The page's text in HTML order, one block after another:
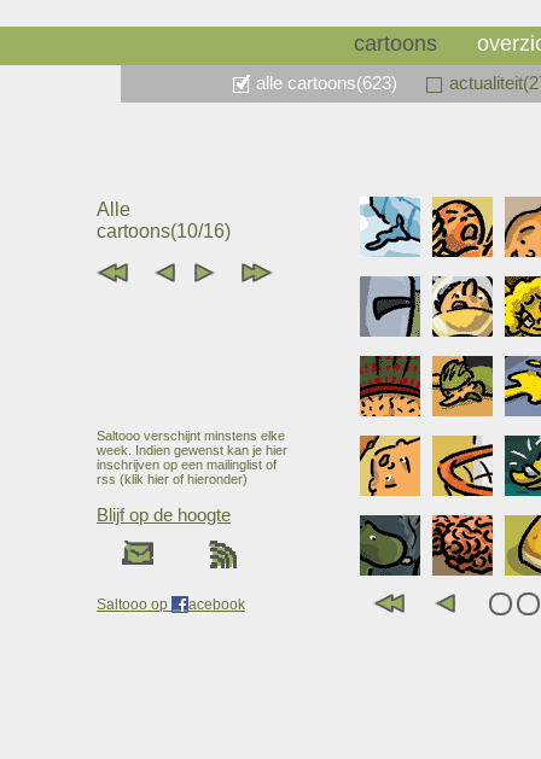
cartoons
alle cartoons(623)
Alle
cartoons(10/16)
Saltooo verschijnt minstens elke
week. Indien gewenst kan je hier
inschrijven op een mailinglist of
rss (klik hier of hieronder)
Blijf op de hoogte
Saltooo op acebook